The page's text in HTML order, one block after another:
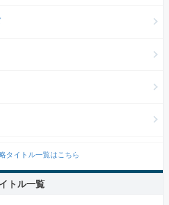
タイトル一覧はこちら
トル一覧